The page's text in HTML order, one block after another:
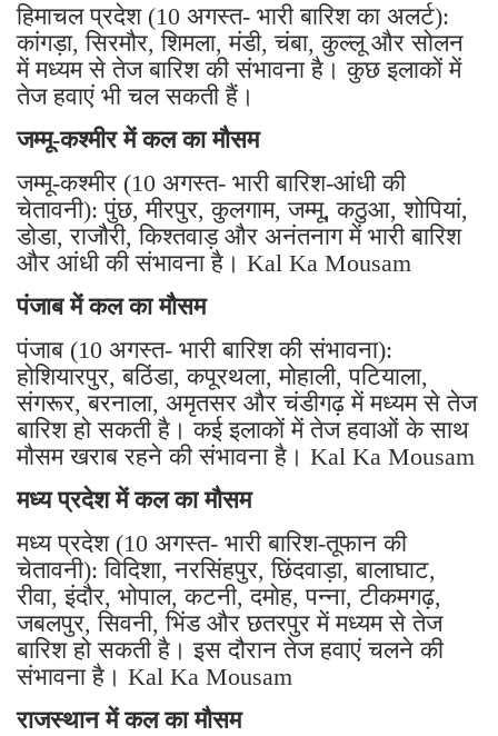
हिमाचल प्रदेश (10 अगस्त- भारी बारिश का अलर्ट):
कांगड़ा, सिरमौर, शिमला, मंडी, चंबा, कुल्लू और सोलन
में मध्यम से तेज बारिश की संभावना है। कुछ इलाकों में
तेज हवाएं भी चल सकती हैं।
जम्मू-कश्मीर में कल का मौसम
जम्मू-कश्मीर (10 अगस्त- भारी बारिश-आंधी की
चेतावनी): पुंछ, मीरपुर, कुलगाम, जम्मू, कठुआ, शोपियां,
डोडा, राजौरी, किश्तवाड़ और अनंतनाग में भारी बारिश
और आंधी की संभावना है। Kal Ka Mousam
पंजाब में कल का मौसम
पंजाब (10 अगस्त- भारी बारिश की संभावना):
होशियारपुर, बठिंडा, कपूरथला, मोहाली, पटियाला,
संगरूर, बरनाला, अमृतसर और चंडीगढ़ में मध्यम से तेज
बारिश हो सकती है। कई इलाकों में तेज हवाओं के साथ
मौसम खराब रहने की संभावना है। Kal Ka Mousam
मध्य प्रदेश में कल का मौसम
मध्य प्रदेश (10 अगस्त- भारी बारिश-तूफान की
चेतावनी): विदिशा, नरसिंहपुर, छिंदवाड़ा, बालाघाट,
रीवा, इंदौर, भोपाल, कटनी, दमोह, पन्ना, टीकमगढ़,
जबलपुर, सिवनी, भिंड और छतरपुर में मध्यम से तेज
बारिश हो सकती है। इस दौरान तेज हवाएं चलने की
संभावना है। Kal Ka Mousam
राजस्थान में कल का मौसम